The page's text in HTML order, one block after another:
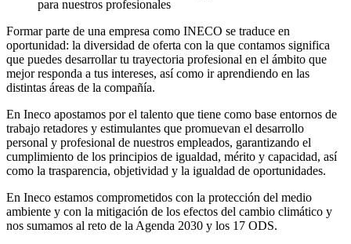
para nuestros profesionales
Formar parte de una empresa como INECO se traduce en
oportunidad: la diversidad de oferta con la que contamos significa
que puedes desarrollar tu trayectoria profesional en el ámbito que
mejor responda a tus intereses, así como ir aprendiendo en las
distintas áreas de la compañía.
En Ineco apostamos por el talento que tiene como base entornos de
trabajo retadores y estimulantes que promuevan el desarrollo
personal y profesional de nuestros empleados, garantizando el
cumplimiento de los principios de igualdad, mérito y capacidad, así
como la trasparencia, objetividad y la igualdad de oportunidades.
En Ineco estamos comprometidos con la protección del medio
ambiente y con la mitigación de los efectos del cambio climático y
nos sumamos al reto de la Agenda 2030 y los 17 ODS.